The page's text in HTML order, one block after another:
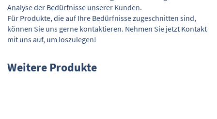
Analyse der Bedürfnisse unserer Kunden.
Für Produkte, die auf Ihre Bedürfnisse zugeschnitten sind,
können Sie uns gerne kontaktieren. Nehmen Sie jetzt Kontakt
mit uns auf, um loszulegen!
Weitere Produkte